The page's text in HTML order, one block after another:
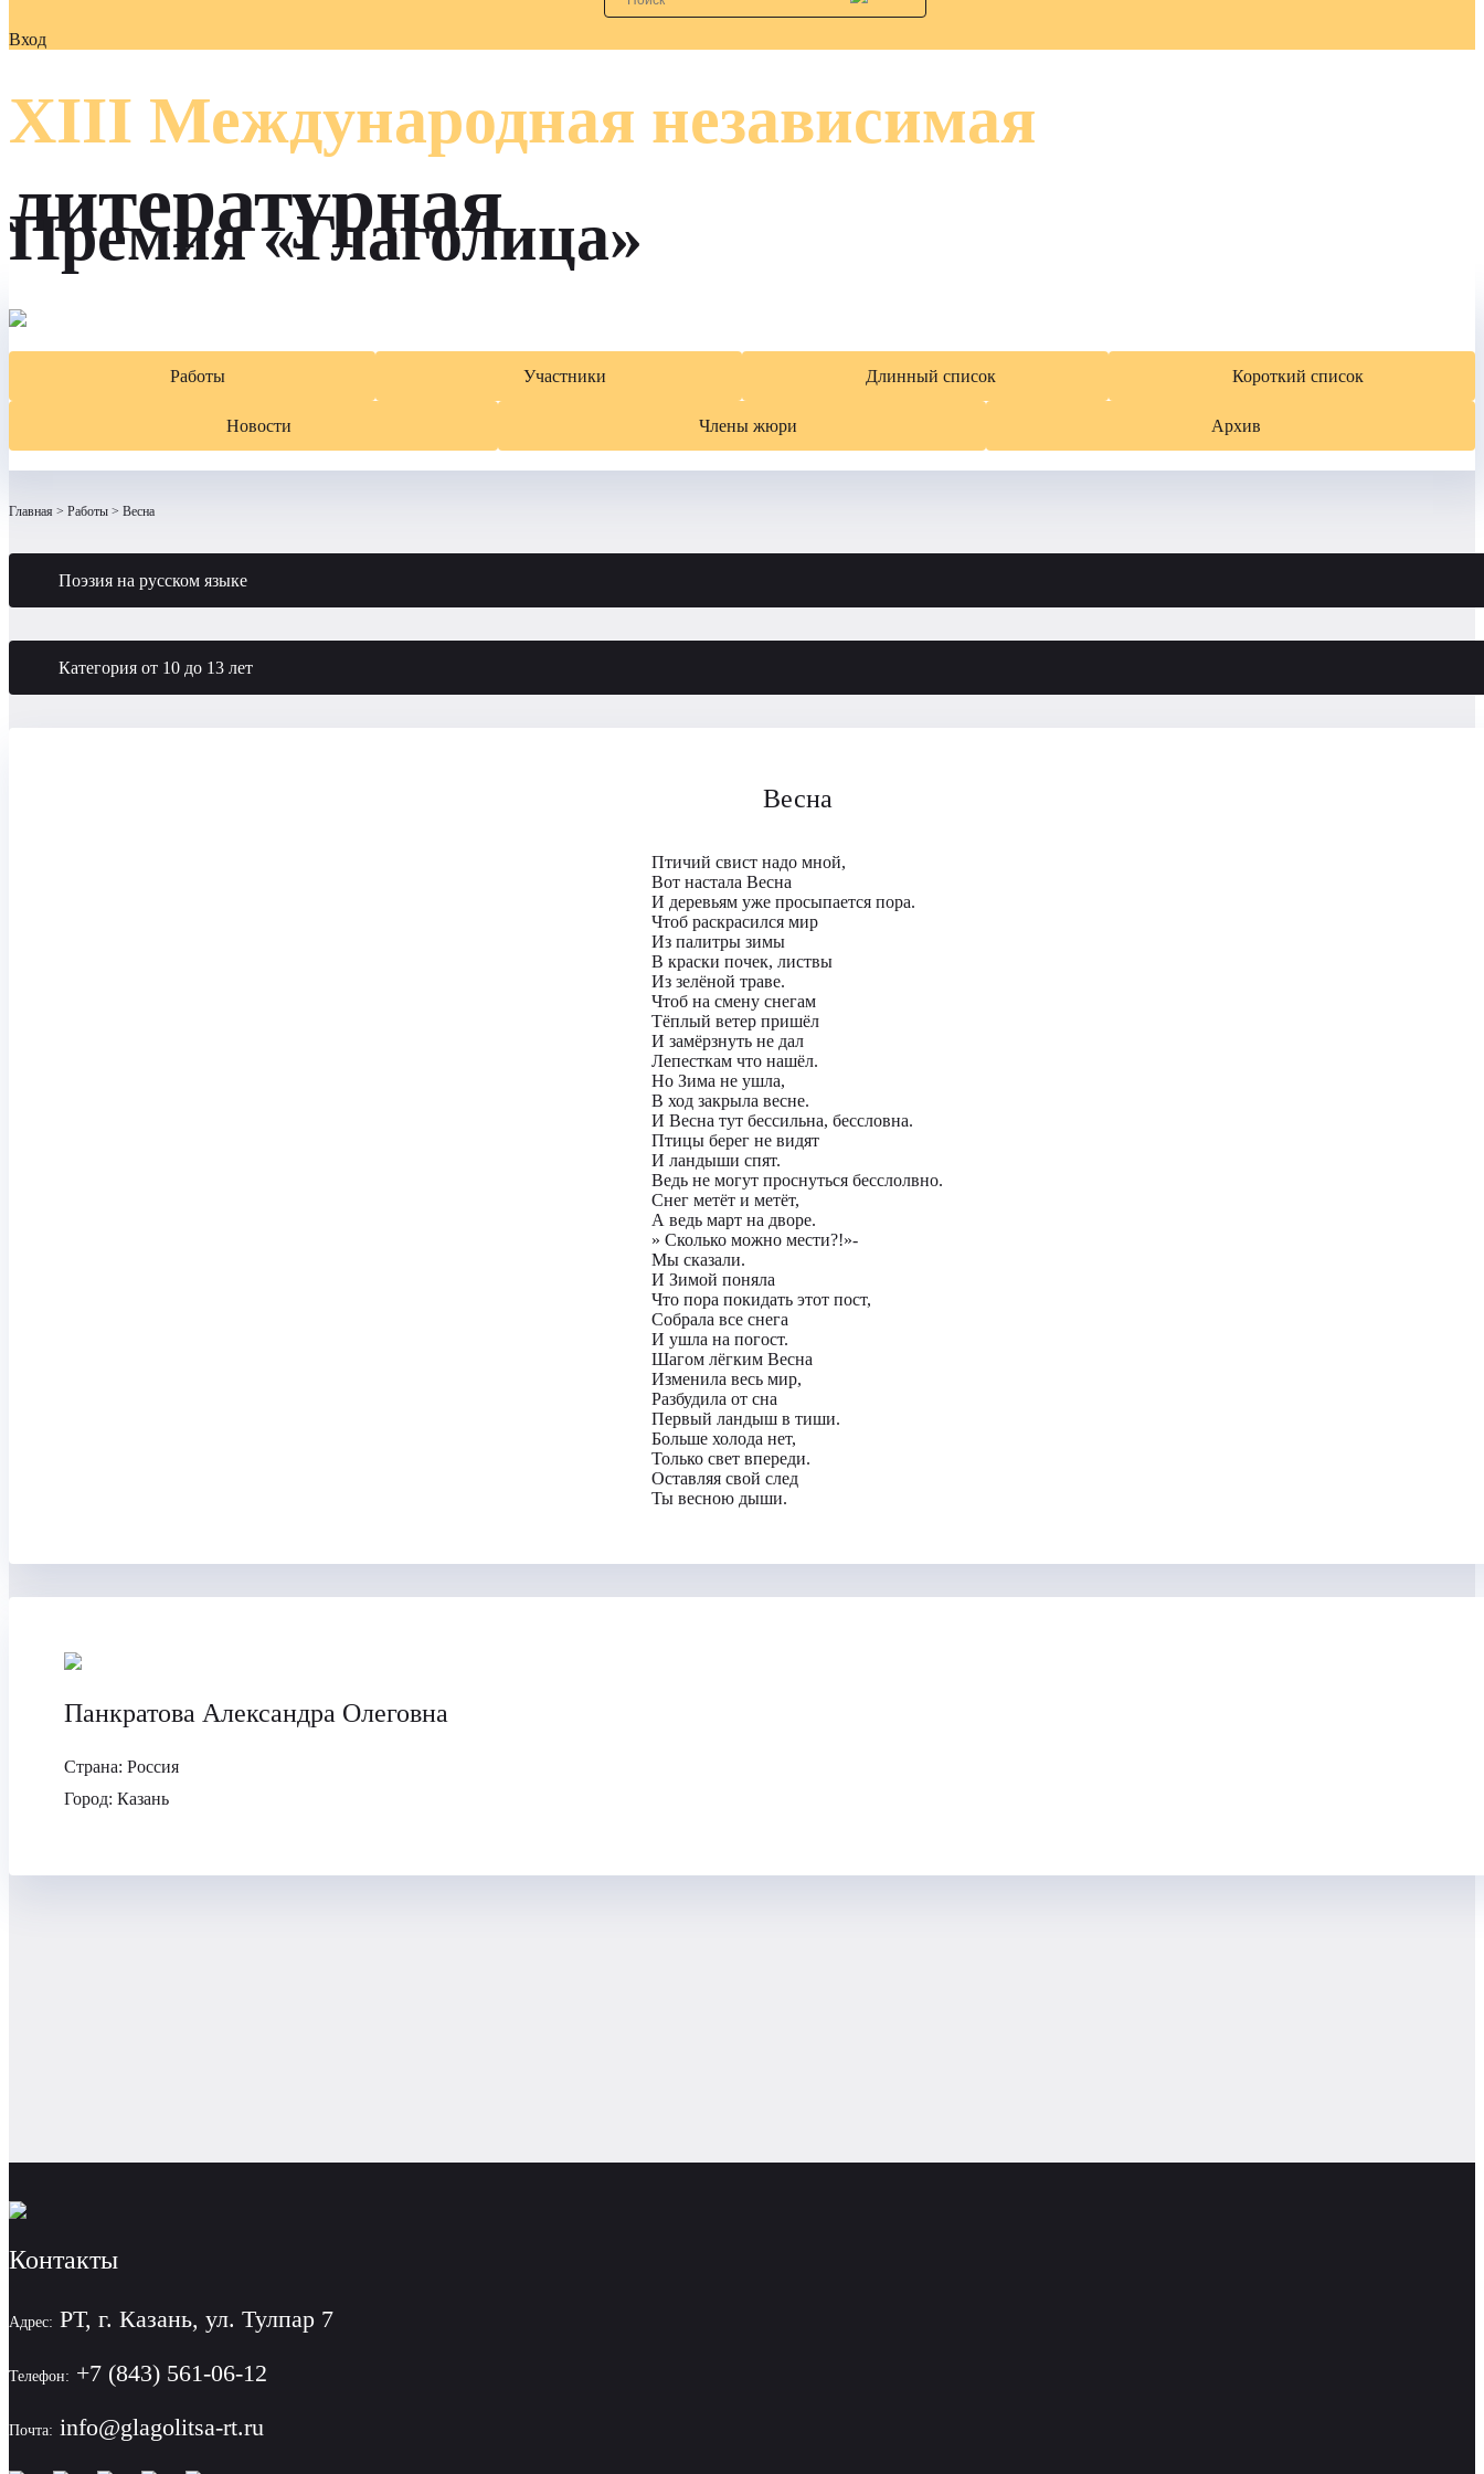
Вход
XIII Международная независимая
литературная
Премия «Глаголица»
Работы Участники Длинный список Короткий список
Новости Члены жюри Архив
Главная Работы Весна
Поэзия на русском языке
Категория от 10 до 13 лет
Весна
Птичий свист надо мной,
Вот настала Весна
И деревьям уже просыпается пора.
Чтоб раскрасился мир
Из палитры зимы
В краски почек, листвы
Из зелёной траве.
Чтоб на смену снегам
Тёплый ветер пришёл
И замёрзнуть не дал
Лепесткам что нашёл.
Но Зима не ушла,
В ход закрыла весне.
И Весна тут бессильна, бессловна.
Птицы берег не видят
И ландыши спят.
Ведь не могут проснуться бесслолвно.
Снег метёт и метёт,
А ведь март на дворе.
» Сколько можно мести?!»-
Мы сказали.
И Зимой поняла
Что пора покидать этот пост,
Собрала все снега
И ушла на погост.
Шагом лёгким Весна
Изменила весь мир,
Разбудила от сна
Первый ландыш в тиши.
Больше холода нет,
Только свет впереди.
Оставляя свой след
Ты весною дыши.
Панкратова Александра Олеговна
Страна: Россия
Город: Казань
Контакты
Адрес: РТ, г. Казань, ул. Тулпар 7
Телефон: +7 (843) 561-06-12
Почта: info@glagolitsa-rt.ru